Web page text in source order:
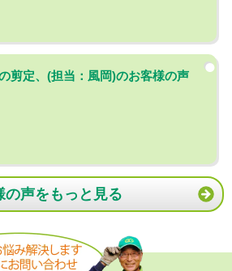
剪定、(担当：風岡)のお客様の声
の声をもっと見る